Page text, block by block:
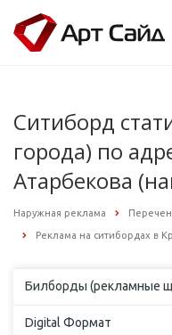
Ситиборд
города) по
Атарбекова
Наружная реклама
Реклама на ситибордах в
Билборды (рекламные
Digital Формат